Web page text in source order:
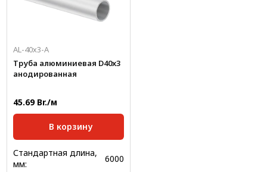
AL-40х3-А
Труба алюминиевая D40x3
анодированная
45.69 Br./м
В корзину
Стандартная длина,
мм:
6000